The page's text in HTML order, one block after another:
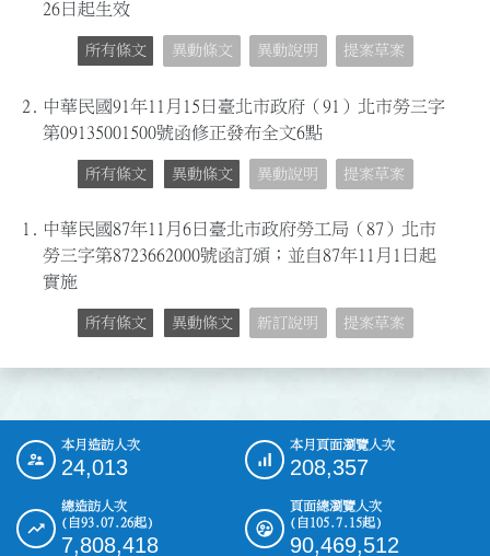
26日起生效
所有條文 異動條文 異動說明 提案草案
2.
中華民國91年11月15日臺北市政府（91）北市勞三字
第09135001500號函修正發布全文6點
所有條文 異動條文 異動說明 提案草案
1.
中華民國87年11月6日臺北市政府勞工局（87）北市
勞三字第8723662000號函訂頒；並自87年11月1日起
實施
所有條文 異動條文 新訂說明 提案草案
::: 本月造訪人次
24,013
本月頁面瀏覽人次
208,357
總造訪人次
(自93.07.26起)
7,808,418
頁面總瀏覽人次
(自105.7.15起)
90,469,512